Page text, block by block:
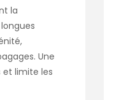
la
Une
et limite les